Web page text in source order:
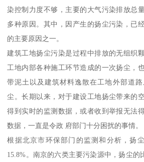
染控制力度不够，主要的大气污染排放总
多种原因。其中，因产生的扬尘污染，已
的主要原因之一。
建筑工地扬尘污染是过程中排放的无组织
工地内部各种施工环节造成的一次扬尘，
带泥土以及建筑材料逸散在工地外部道
尘。长期以来，对于建设工地扬尘带来的
得到实时的监测数据，或者收到举报无法
数据，一直是令政 府部门十分困扰的事情。
根据北京市环保部门的监测和分析，扬
15.8%。南京的六类主要污染源中，扬尘的